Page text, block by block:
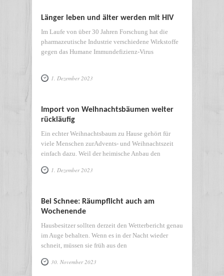
Länger leben und älter werden mit HIV
Im Laufe von über 30 Jahren Forschung hat die
pharmazeutische Industrie verschiedene Wirkstoffe
gegen das Humane Immundefizienz-Virus
1. Dezember 2023
Import von Weihnachtsbäumen weiter
rückläufig
Ein echter Weihnachtsbaum zu Hause gehört für
viele Menschen zurAdvents- und Weihnachtszeit
einfach dazu. Weil der heimische Anbau den
1. Dezember 2023
Bei Schnee: Räumpflicht auch am
Wochenende
Hausbesitzer sollten derzeit den Wetterbericht genau
im Auge behalten. Wenn es in der Nacht wieder
schneit, müssen sie früh aus den
30. November 2023